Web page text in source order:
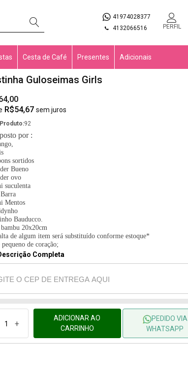
41974028377
4132066516
PERFIL
Cesta de Café Presentes Adicionais
Guloseimas Girls
R$54,67 sem juros
92
por :
sortidos
Bueno
ovo
suculenta
Mentos
Bauducco.
bambu 20x20cm
de algum item será substituído conforme estoque*
de coração;
Completa
+
ADICIONAR AO
CARRINHO
PEDIDO VIA
WHATSAPP